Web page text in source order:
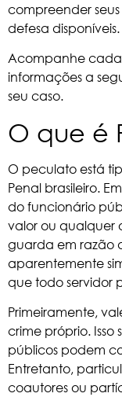
compreender
defesa disponíveis.
Acompanhe
informações a
seu caso.
O que é
O peculato está
Penal brasileiro.
do funcionário
valor ou qualquer
guarda em razão
aparentemente
que todo servidor
Primeiramente,
crime próprio.
públicos podem
Entretanto,
coautores ou